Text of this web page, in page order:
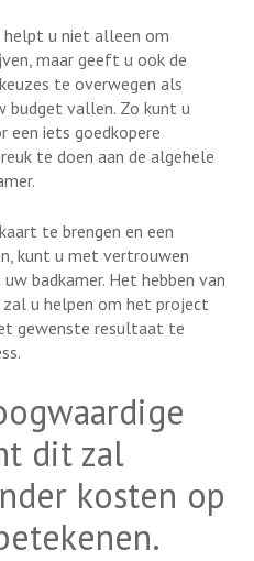
helpt u niet alleen om
maar geeft u ook de
te overwegen als
budget vallen. Zo kunt u
een iets goedkopere
te doen aan de algehele
te brengen en een
kunt u met vertrouwen
badkamer. Het hebben van
zal u helpen om het project
gewenste resultaat te
dit zal
kosten op